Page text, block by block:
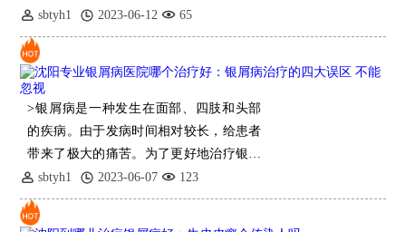
银屑病患者在治疗中误入歧途，延误疾
病，错过很好的治疗时间，病情加重。增
加了治疗
sbtyh1 2023-06-12 65
>银屑病是一种发生在面部、四肢和头部
的疾病。由于发病时间相对较长，给患者
带来了极大的痛苦。为了更好地治疗银屑
病，我们必须
sbtyh1 2023-06-07 123